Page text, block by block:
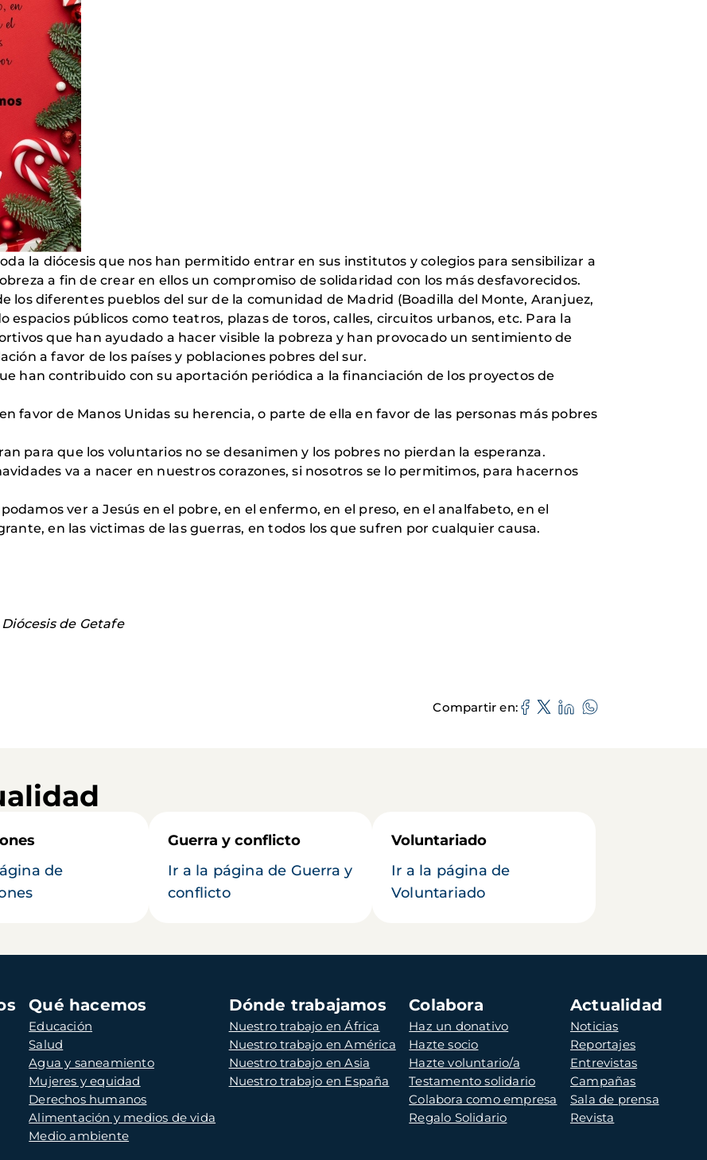
la diócesis que nos han permitido entrar en sus institutos y colegios para sensibilizar a
a fin de crear en ellos un compromiso de solidaridad con los más desfavorecidos.
los diferentes pueblos del sur de la comunidad de Madrid (Boadilla del Monte, Aranjuez,
espacios públicos como teatros, plazas de toros, calles, circuitos urbanos, etc. Para la
que han ayudado a hacer visible la pobreza y han provocado un sentimiento de
a favor de los países y poblaciones pobres del sur.
han contribuido con su aportación periódica a la financiación de los proyectos de
favor de Manos Unidas su herencia, o parte de ella en favor de las personas más pobres
para que los voluntarios no se desanimen y los pobres no pierdan la esperanza.
va a nacer en nuestros corazones, si nosotros se lo permitimos, para hacernos
ver a Jesús en el pobre, en el enfermo, en el preso, en el analfabeto, en el
en las victimas de las guerras, en todos los que sufren por cualquier causa.
de Getafe
Compartir en
de
Guerra y conflicto
Ir a la página de Guerra y
conflicto
Voluntariado
Ir a la página de
Voluntariado
Qué hacemos
Educación
Salud
Agua y saneamiento
Mujeres y equidad
Derechos humanos
Alimentación y medios de vida
Medio ambiente
Dónde trabajamos
Nuestro trabajo en África
Nuestro trabajo en América
Nuestro trabajo en Asia
Nuestro trabajo en España
Colabora
Haz un donativo
Hazte socio
Hazte voluntario/a
Testamento solidario
Colabora como empresa
Regalo Solidario
Actualidad
Noticias
Reportajes
Entrevistas
Campañas
Sala de prensa
Revista